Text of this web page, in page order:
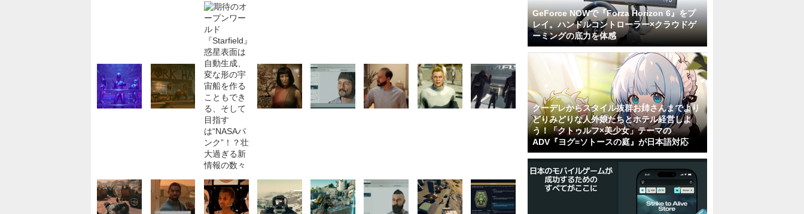
GeForce NOWで『Forza Horizon 6』をプ
レイ。ハンドルコントローラー×クラウドゲ
ーミングの底力を体感
クーデレからスタイル抜群お姉さんまでより
どりみどりな人外娘たちとホテル経営しよ
う！「クトゥルフ×美少女」テーマの
ADV『ヨグ=ソトースの庭』が日本語対応